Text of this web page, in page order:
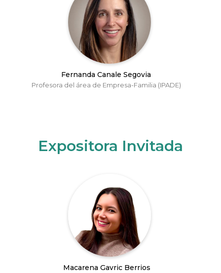
Fernanda Canale Segovia
Profesora del área de Empresa-Familia (IPADE)
Expositora Invitada
Macarena Gavric Berrios